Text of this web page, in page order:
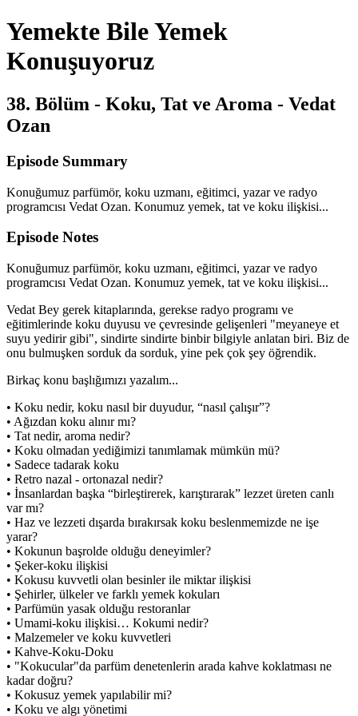
Yemekte Bile Yemek
Konuşuyoruz
38. Bölüm - Koku, Tat ve Aroma - Vedat
Ozan
Episode Summary
Konuğumuz parfümör, koku uzmanı, eğitimci, yazar ve radyo
programcısı Vedat Ozan. Konumuz yemek, tat ve koku ilişkisi...
Episode Notes
Konuğumuz parfümör, koku uzmanı, eğitimci, yazar ve radyo
programcısı Vedat Ozan. Konumuz yemek, tat ve koku ilişkisi...
Vedat Bey gerek kitaplarında, gerekse radyo programı ve
eğitimlerinde koku duyusu ve çevresinde gelişenleri "meyaneye et
suyu yedirir gibi", sindirte sindirte binbir bilgiyle anlatan biri. Biz de
onu bulmuşken sorduk da sorduk, yine pek çok şey öğrendik.
Birkaç konu başlığımızı yazalım...
• Koku nedir, koku nasıl bir duyudur, “nasıl çalışır”?
• Ağızdan koku alınır mı?
• Tat nedir, aroma nedir?
• Koku olmadan yediğimizi tanımlamak mümkün mü?
• Sadece tadarak koku
• Retro nazal - ortonazal nedir?
• İnsanlardan başka “birleştirerek, karıştırarak” lezzet üreten canlı
var mı?
• Haz ve lezzeti dışarda bırakırsak koku beslenmemizde ne işe
yarar?
• Kokunun başrolde olduğu deneyimler?
• Şeker-koku ilişkisi
• Kokusu kuvvetli olan besinler ile miktar ilişkisi
• Şehirler, ülkeler ve farklı yemek kokuları
• Parfümün yasak olduğu restoranlar
• Umami-koku ilişkisi… Kokumi nedir?
• Malzemeler ve koku kuvvetleri
• Kahve-Koku-Doku
• "Kokucular"da parfüm denetenlerin arada kahve koklatması ne
kadar doğru?
• Kokusuz yemek yapılabilir mi?
• Koku ve algı yönetimi